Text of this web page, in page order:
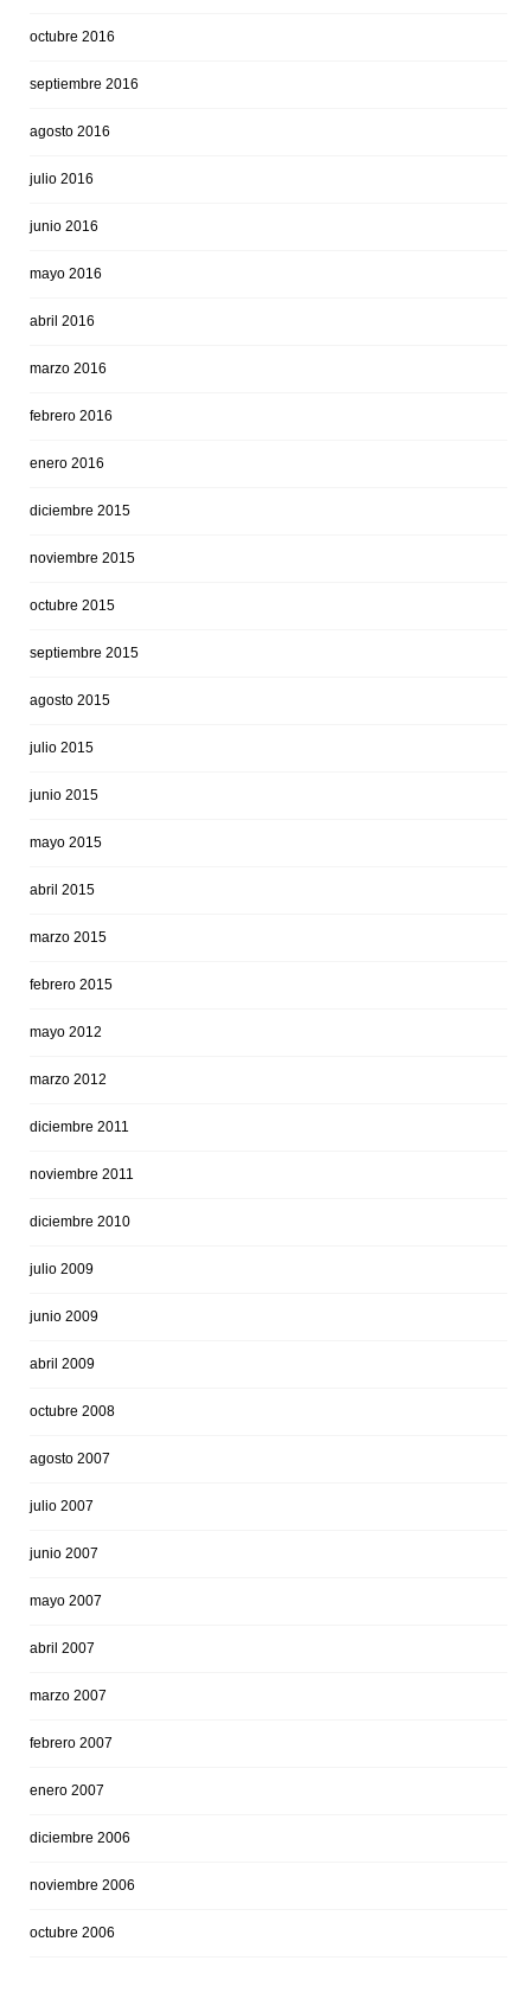
octubre 2016
septiembre 2016
agosto 2016
julio 2016
junio 2016
mayo 2016
abril 2016
marzo 2016
febrero 2016
enero 2016
diciembre 2015
noviembre 2015
octubre 2015
septiembre 2015
agosto 2015
julio 2015
junio 2015
mayo 2015
abril 2015
marzo 2015
febrero 2015
mayo 2012
marzo 2012
diciembre 2011
noviembre 2011
diciembre 2010
julio 2009
junio 2009
abril 2009
octubre 2008
agosto 2007
julio 2007
junio 2007
mayo 2007
abril 2007
marzo 2007
febrero 2007
enero 2007
diciembre 2006
noviembre 2006
octubre 2006